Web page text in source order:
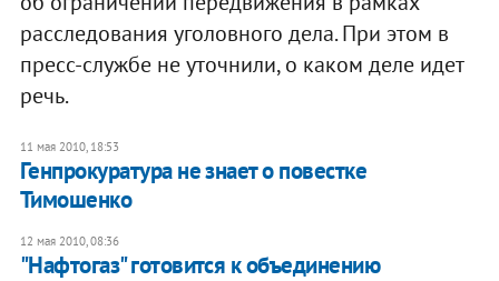
расследования уголовного дела. При этом в
пресс-службе не уточнили, о каком деле идет
речь.
11 мая 2010, 18:53
Генпрокуратура не знает о повестке
Тимошенко
12 мая 2010, 08:36
"Нафтогаз" готовится к объединению